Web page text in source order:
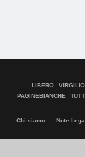
LIBERO VIRGILIO
PAGINEBIANCHE
Chi siamo Note